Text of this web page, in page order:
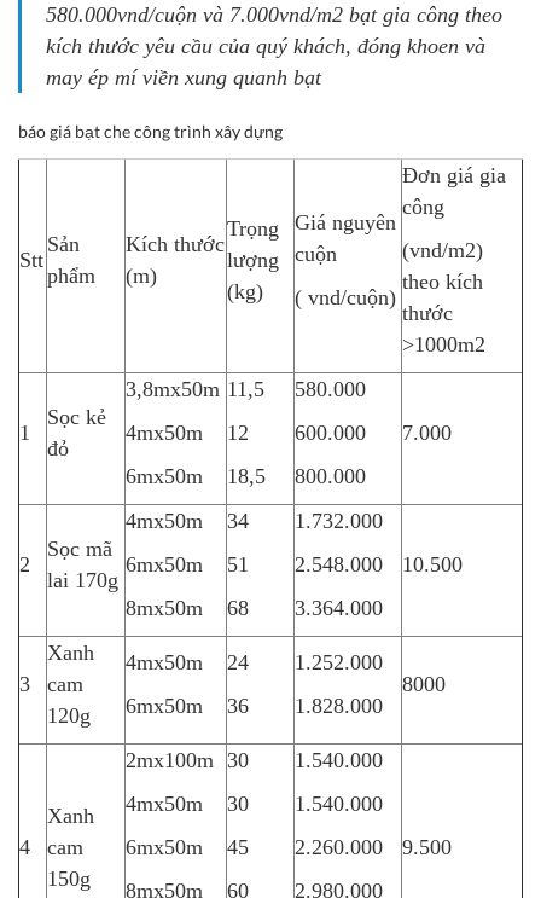
580.000vnd/cuộn và 7.000vnd/m2 bạt gia công theo
kích thước yêu cầu của quý khách, đóng khoen và
may ép mí viền xung quanh bạt
báo giá bạt che công trình xây dựng
Stt
Sản
phẩm
Kích thước
(m)
Trọng
lượng
(kg)
Giá nguyên
cuộn
( vnd/cuộn)
Đơn giá gia
công
(vnd/m2)
theo kích
thước
>1000m2
1
Sọc kẻ
đỏ
3,8mx50m
4mx50m
6mx50m
11,5
12
18,5
580.000
600.000
800.000
7.000
2
Sọc mã
lai 170g
4mx50m
6mx50m
8mx50m
34
51
68
1.732.000
2.548.000
3.364.000
10.500
3
Xanh
cam
120g
4mx50m
6mx50m
24
36
1.252.000
1.828.000
8000
4
Xanh
cam
150g
2mx100m
4mx50m
6mx50m
8mx50m
30
30
45
60
1.540.000
1.540.000
2.260.000
2.980.000
9.500